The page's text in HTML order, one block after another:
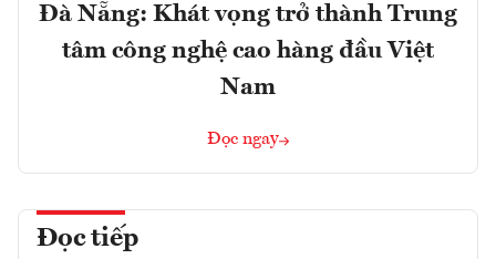
Đà Nẵng: Khát vọng trở thành Trung
tâm công nghệ cao hàng đầu Việt
Nam
Đọc ngay
Đọc tiếp